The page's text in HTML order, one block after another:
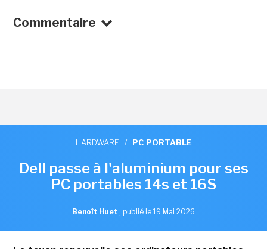
Commentaire
HARDWARE / PC PORTABLE
Dell passe à l'aluminium pour ses
PC portables 14s et 16S
Benoît Huet , publié le 19 Mai 2026